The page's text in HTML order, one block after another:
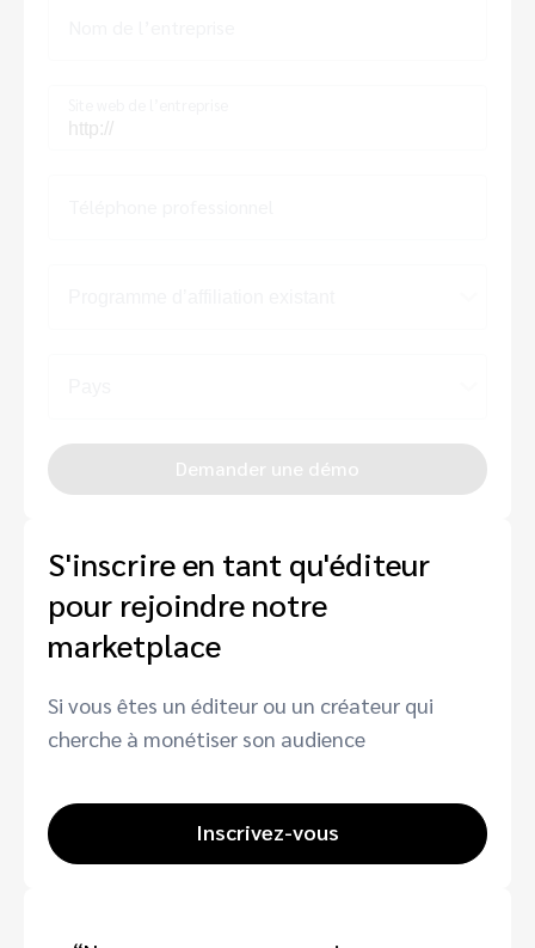
Demander une démo
S'inscrire en tant qu'éditeur
pour rejoindre notre
marketplace
Si vous êtes un éditeur ou un créateur qui
cherche à monétiser son audience
Inscrivez-vous